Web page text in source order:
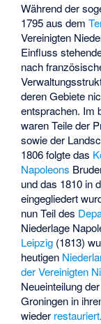
Während der
1795 aus dem
Vereinigten
Einfluss
nach
deren Gebiete
entsprachen. Im
waren Teile der
sowie der
1806 folgte das
Napoleons
und das 1810 in
eingegliedert
nun Teil des
Niederlage
Leipzig (1813)
heutigen
der Vereinigten
Neueinteilung
Groningen in
wieder restauriert